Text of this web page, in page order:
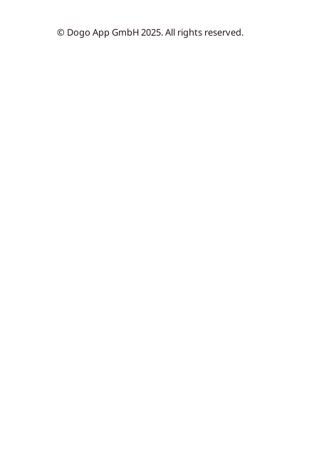
© Dogo App GmbH 2025. All rights reserved.